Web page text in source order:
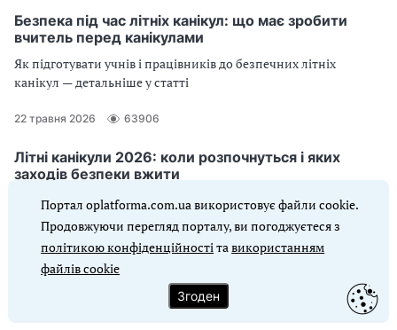
Безпека під час літніх канікул: що має зробити
вчитель перед канікулами
Як підготувати учнів і працівників до безпечних літніх
канікул — детальніше у статті
22 травня 2026 63906
Літні канікули 2026: коли розпочнуться і яких
заходів безпеки вжити
Хто визначає тривалість літніх канікул, від чого вона залежить
та які заходи з безпеки життєдіяльності провести на час літніх
канікул — про це далі у статті
27 квітня 2026
Як організувати цивільний захист у школі
Портал oplatforma.com.ua використовує файли cookie.
Продовжуючи перегляд порталу, ви погоджуєтеся з
політикою конфіденційностітавикористанням
файлів cookie
Згоден